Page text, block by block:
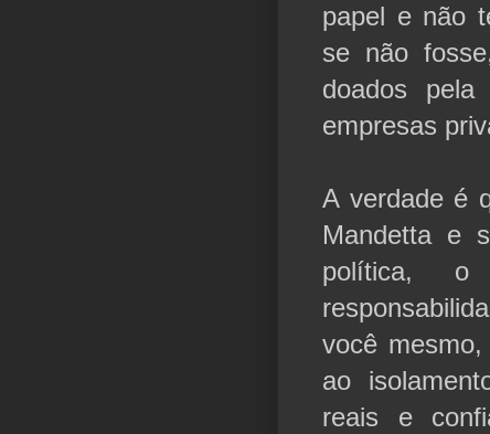
papel e não
se não
doados
empresas
A verdade é
Mandetta e
política, o
você
ao
reais e